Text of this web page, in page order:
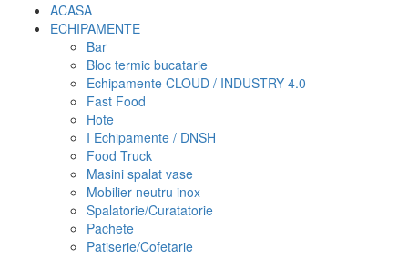
ACASA
ECHIPAMENTE
Bar
Bloc termic bucatarie
Echipamente CLOUD / INDUSTRY 4.0
Fast Food
Hote
I Echipamente / DNSH
Food Truck
Masini spalat vase
Mobilier neutru inox
Spalatorie/Curatatorie
Pachete
Patiserie/Cofetarie